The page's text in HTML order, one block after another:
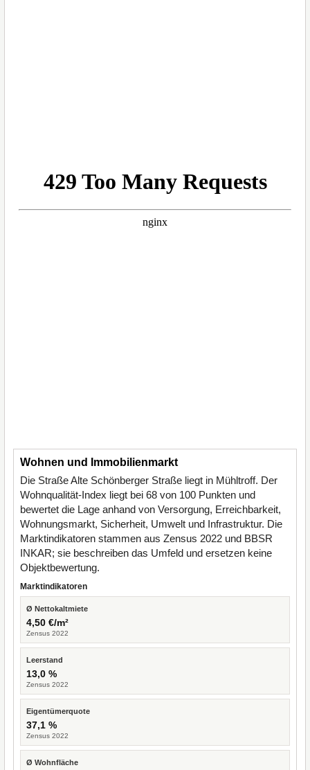
Wohnen und Immobilienmarkt
Die Straße Alte Schönberger Straße liegt in Mühltroff. Der
Wohnqualität-Index liegt bei 68 von 100 Punkten und
bewertet die Lage anhand von Versorgung, Erreichbarkeit,
Wohnungsmarkt, Sicherheit, Umwelt und Infrastruktur. Die
Marktindikatoren stammen aus Zensus 2022 und BBSR
INKAR; sie beschreiben das Umfeld und ersetzen keine
Objektbewertung.
Marktindikatoren
Ø Nettokaltmiete
4,50 €/m²
Zensus 2022
Leerstand
13,0 %
Zensus 2022
Eigentümerquote
37,1 %
Zensus 2022
Ø Wohnfläche